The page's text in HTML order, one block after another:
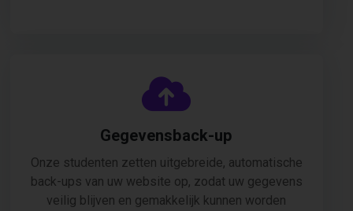
Gegevensback-up
Onze studenten zetten uitgebreide, automatische
back-ups van uw website op, zodat uw gegevens
veilig blijven en gemakkelijk kunnen worden